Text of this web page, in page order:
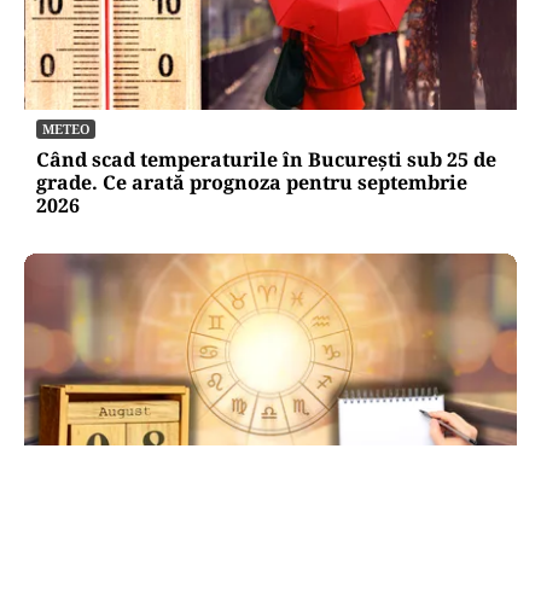
METEO
Când scad temperaturile în București sub 25 de
grade. Ce arată prognoza pentru septembrie
2026